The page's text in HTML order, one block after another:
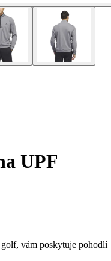
UPF
vám poskytuje pohodlí